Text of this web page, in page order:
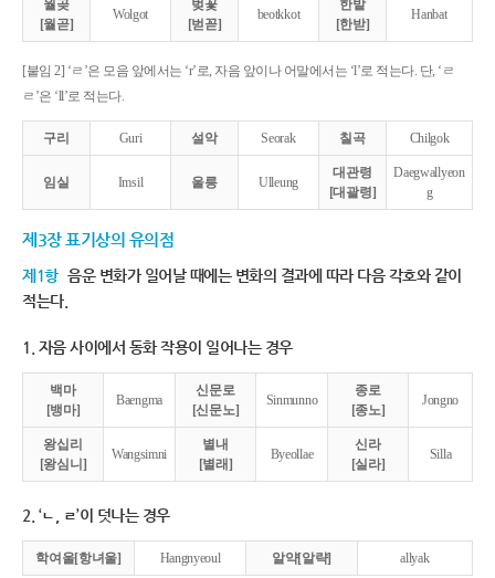
월곶
[월곧]
Wolgot
벚꽃
[벋꼳]
beotkkot
한밭
[한받]
Hanbat
[붙임 2] ‘ㄹ’은 모음 앞에서는 ‘r’로, 자음 앞이나 어말에서는 ‘l’로 적는다. 단, ‘ㄹ
ㄹ’은 ‘ll’로 적는다.
구리 Guri 설악 Seorak 칠곡 Chilgok
임실 Imsil 울릉 Ulleung
대관령
[대괄령]
Daegwallyeon
g
제3장 표기상의 유의점
제1항 음운 변화가 일어날 때에는 변화의 결과에 따라 다음 각호와 같이
적는다.
1. 자음 사이에서 동화 작용이 일어나는 경우
백마
[뱅마]
Baengma
신문로
[신문노]
Sinmunno
종로
[종노]
Jongno
왕십리
[왕심니]
Wangsimni
별내
[별래]
Byeollae
신라
[실라]
Silla
2. ‘ㄴ, ㄹ’이 덧나는 경우
학여울[항녀울] Hangnyeoul 알약[알략] allyak